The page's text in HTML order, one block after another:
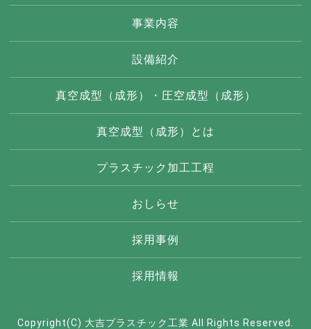
事業内容
設備紹介
真空成型（成形）・圧空成型（成形）
真空成型（成形）とは
プラスチック加工工程
おしらせ
採用事例
採用情報
Copyright(C) 大吉プラスチック工業 All Rights Reserved.